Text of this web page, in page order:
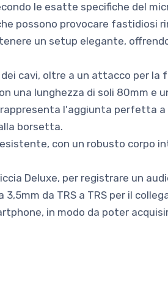
le esatte specifiche del
possono provocare fastidiosi
un setup elegante,
cavi, oltre a un attacco per
una lunghezza di soli 80mm e
l'aggiunta perfetta
borsetta.
con un robusto corpo
Deluxe, per registrare un
da TRS a TRS per il
in modo da poter